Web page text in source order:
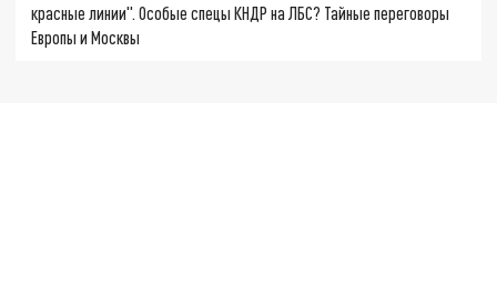
красные линии". Особые спецы КНДР на ЛБС? Тайные переговоры
Европы и Москвы